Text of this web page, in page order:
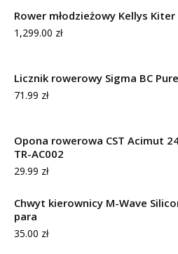
Rower młodzieżowy Kellys
1,299.00 zł
Licznik rowerowy Sigma BC
71.99 zł
Opona rowerowa CST Acimut
TR-AC002
29.99 zł
Chwyt kierownicy M-Wave
para
35.00 zł